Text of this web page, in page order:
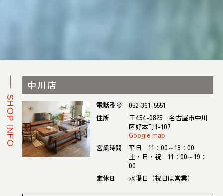
SHOP INFO
中川店
電話番号
052-361-5551
住所
〒454-0825 名古屋市中川
区好本町1-107
Google map
営業時間
平日 11：00～18：00
土・日・祝 11：00～19：
00
定休日
水曜日（祝日は営業）